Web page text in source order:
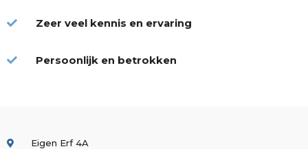
Zeer veel kennis en ervaring
Persoonlijk en betrokken
Eigen Erf 4A